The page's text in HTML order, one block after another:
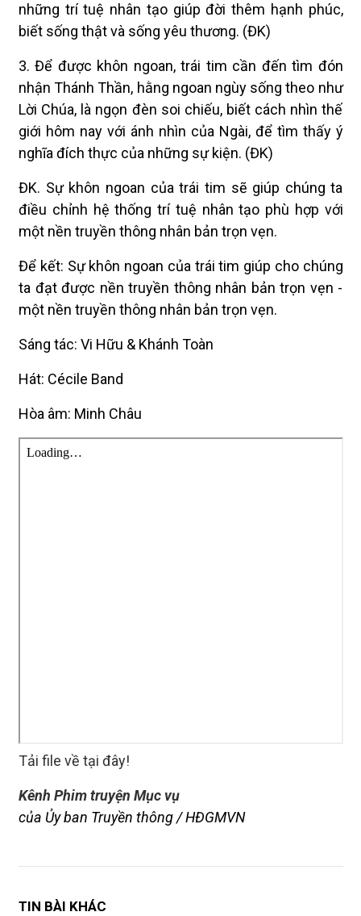
những trí tuệ nhân tạo giúp đời thêm hạnh phúc,
biết sống thật và sống yêu thương. (ĐK)
3. Để được khôn ngoan, trái tim cần đến tìm đón
nhận Thánh Thần, hằng ngoan ngùy sống theo như
Lời Chúa, là ngọn đèn soi chiếu, biết cách nhìn thế
giới hôm nay với ánh nhìn của Ngài, để tìm thấy ý
nghĩa đích thực của những sự kiện. (ĐK)
ĐK. Sự khôn ngoan của trái tim sẽ giúp chúng ta
điều chỉnh hệ thống trí tuệ nhân tạo phù hợp với
một nền truyền thông nhân bản trọn vẹn.
Để kết: Sự khôn ngoan của trái tim giúp cho chúng
ta đạt được nền truyền thông nhân bản trọn vẹn -
một nền truyền thông nhân bản trọn vẹn.
Sáng tác: Vi Hữu & Khánh Toàn
Hát: Cécile Band
Hòa âm: Minh Châu
Tải file về tại đây!
Kênh Phim truyện Mục vụ
của Ủy ban Truyền thông / HĐGMVN
TIN BÀI KHÁC